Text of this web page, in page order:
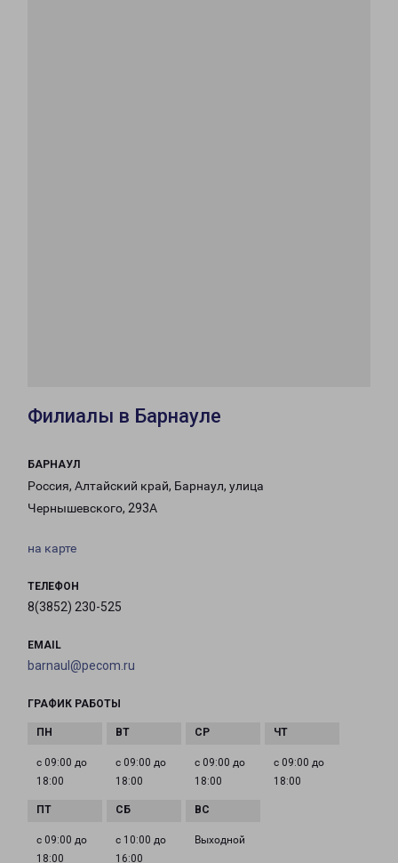
Филиалы в Барнауле
БАРНАУЛ
Россия, Алтайский край, Барнаул, улица
Чернышевского, 293А
на карте
ТЕЛЕФОН
8(3852) 230-525
EMAIL
barnaul@pecom.ru
ГРАФИК РАБОТЫ
с 09:00 до
18:00
с 09:00 до
18:00
с 09:00 до
18:00
с 09:00 до
18:00
с 09:00 до
18:00
с 10:00 до
16:00
Выходной